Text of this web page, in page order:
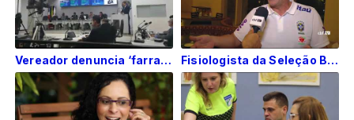
Vereador denuncia ‘farra dos empregos’ e manda Agnaldo da Saúde tomar vergonha na cara Fisiologista da Seleção Brasileira explica estratégia para driblar efeitos da altitude